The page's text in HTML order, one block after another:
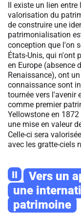
Il existe un lien
valorisation du
de construire une
patrimonialisation
conception que l'on
États-Unis, qui n'ont
en Europe (absence
Renaissance), ont
connaissance sont
tournée vers l'avenir
comme premier
Yellowstone en
une mise en valeur
Celle-ci sera
avec les gratte-ciels
II
Vers un
une
patrimoine